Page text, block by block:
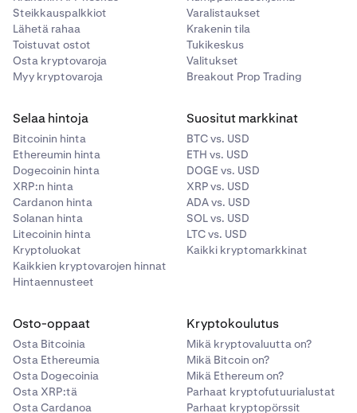
Steikkauspalkkiot
Lähetä rahaa
Toistuvat ostot
Osta kryptovaroja
Myy kryptovaroja
Varalistaukset
Krakenin tila
Tukikeskus
Valitukset
Breakout Prop Trading
Selaa hintoja
Bitcoinin hinta
Ethereumin hinta
Dogecoinin hinta
XRP:n hinta
Cardanon hinta
Solanan hinta
Litecoinin hinta
Kryptoluokat
Kaikkien kryptovarojen hinnat
Hintaennusteet
Suositut markkinat
BTC vs. USD
ETH vs. USD
DOGE vs. USD
XRP vs. USD
ADA vs. USD
SOL vs. USD
LTC vs. USD
Kaikki kryptomarkkinat
Osto-oppaat
Osta Bitcoinia
Osta Ethereumia
Osta Dogecoinia
Osta XRP:tä
Osta Cardanoa
Kryptokoulutus
Mikä kryptovaluutta on?
Mikä Bitcoin on?
Mikä Ethereum on?
Parhaat kryptofutuurialustat
Parhaat kryptopörssit